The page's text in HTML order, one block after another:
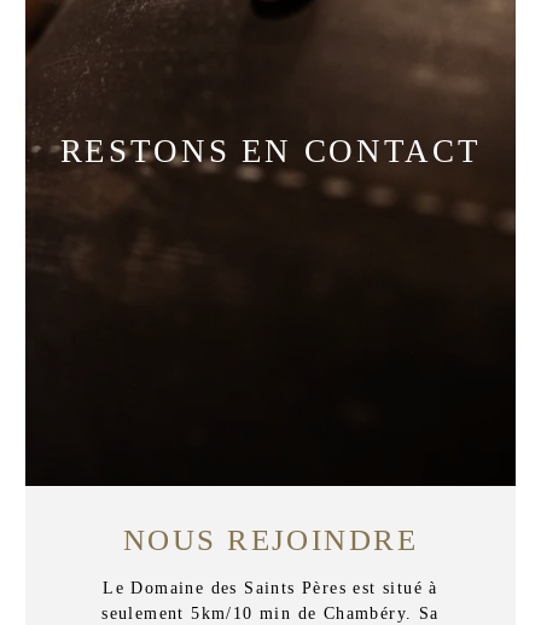
RESTONS EN CONTACT
NOUS REJOINDRE
Le Domaine des Saints Pères est situé à
seulement 5km/10 min de Chambéry. Sa